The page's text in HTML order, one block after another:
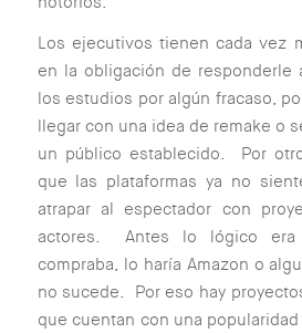
Los ejecutivos tienen cada vez
en la obligación de responderle
los estudios por algún fracaso,
llegar con una idea de remake o
un público establecido. Por
que las plataformas ya no
atrapar al espectador con
actores. Antes lo lógico
compraba, lo haría Amazon o
no sucede. Por eso hay
que cuentan con una